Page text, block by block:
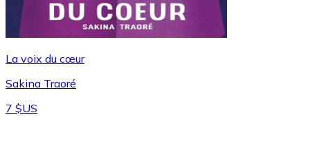
La voix du cœur
Sakina Traoré
7 $US